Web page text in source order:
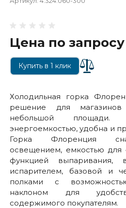
Цена по запросу
Купить в 1 клик
Холодильная горка
решение для
небольшой площади.
энергоемкостью, удобна и
Горка Флоренция
освещением, емкостью для
функцией выпаривания,
испарителем, базовой и
полками с
наклоном для
содержимого покупателям.